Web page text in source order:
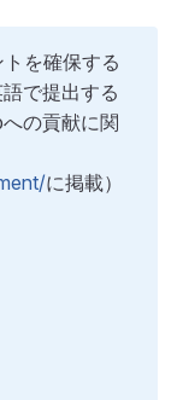
を確保する
で提出する
の貢献に関
に掲載）